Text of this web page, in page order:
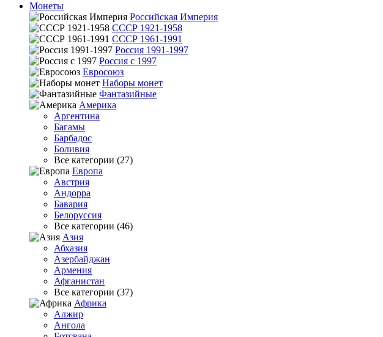
Монеты
Российская Империя
СССР 1921-1958
СССР 1961-1991
Россия 1991-1997
Россия с 1997
Евросоюз
Наборы монет
Фантазийные
Америка
Аргентина
Багамы
Барбадос
Боливия
Все категории (27)
Европа
Австрия
Андорра
Бавария
Белоруссия
Все категории (46)
Азия
Абхазия
Азербайджан
Армения
Афганистан
Все категории (37)
Африка
Алжир
Ангола